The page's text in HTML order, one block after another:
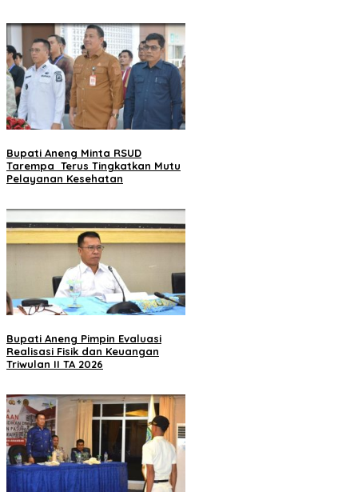
Bupati Aneng Minta RSUD
Tarempa Terus Tingkatkan Mutu
Pelayanan Kesehatan
Bupati Aneng Pimpin Evaluasi
Realisasi Fisik dan Keuangan
Triwulan II TA 2026